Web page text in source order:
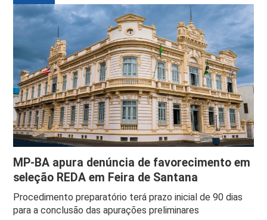
MP-BA apura denúncia de favorecimento em
seleção REDA em Feira de Santana
Procedimento preparatório terá prazo inicial de 90 dias
para a conclusão das apurações preliminares